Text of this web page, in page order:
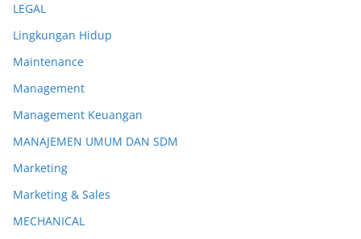
LEGAL
Lingkungan Hidup
Maintenance
Management
Management Keuangan
MANAJEMEN UMUM DAN SDM
Marketing
Marketing & Sales
MECHANICAL